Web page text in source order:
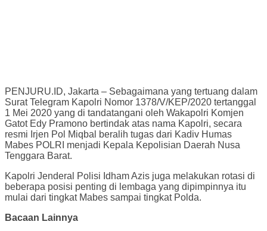
PENJURU.ID, Jakarta – Sebagaimana yang tertuang dalam
Surat Telegram Kapolri Nomor 1378/V/KEP/2020 tertanggal
1 Mei 2020 yang di tandatangani oleh Wakapolri Komjen
Gatot Edy Pramono bertindak atas nama Kapolri, secara
resmi Irjen Pol Miqbal beralih tugas dari Kadiv Humas
Mabes POLRI menjadi Kepala Kepolisian Daerah Nusa
Tenggara Barat.
Kapolri Jenderal Polisi Idham Azis juga melakukan rotasi di
beberapa posisi penting di lembaga yang dipimpinnya itu
mulai dari tingkat Mabes sampai tingkat Polda.
Bacaan Lainnya